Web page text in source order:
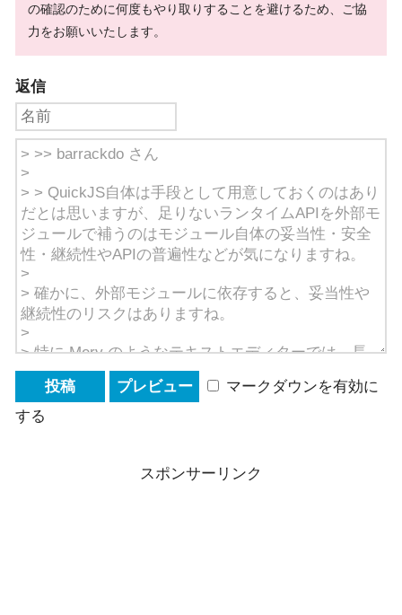
の確認のために何度もやり取りすることを避けるため、ご協
力をお願いいたします。
返信
マークダウンを有効に
する
スポンサーリンク